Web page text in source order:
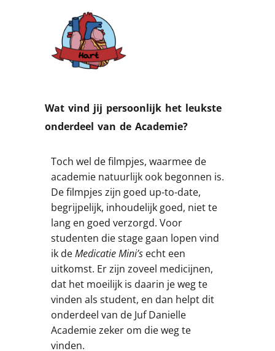
Wat vind jij persoonlijk het leukste
onderdeel van de Academie?
Toch wel de filmpjes, waarmee de
academie natuurlijk ook begonnen is.
De filmpjes zijn goed up-to-date,
begrijpelijk, inhoudelijk goed, niet te
lang en goed verzorgd. Voor
studenten die stage gaan lopen vind
ik deMedicatie Mini’secht een
uitkomst. Er zijn zoveel medicijnen,
dat het moeilijk is daarin je weg te
vinden als student, en dan helpt dit
onderdeel van de Juf Danielle
Academie zeker om die weg te
vinden.